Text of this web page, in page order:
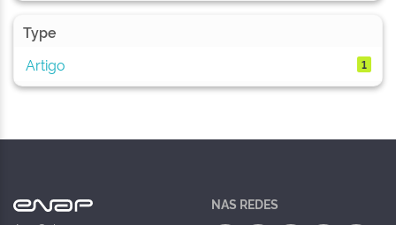
Type
Artigo
1
NAS REDES